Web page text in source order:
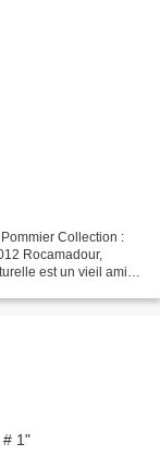
Collection :
Rocamadour,
est un vieil ami